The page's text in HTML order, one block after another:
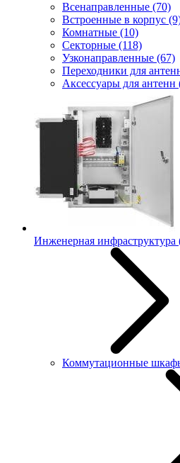
Всенаправленные (70)
Встроенные в корпус
Комнатные (10)
Секторные (118)
Узконаправленные (67)
Переходники для
Аксессуары для антенн
Инженерная инфраструктура
Коммутационные